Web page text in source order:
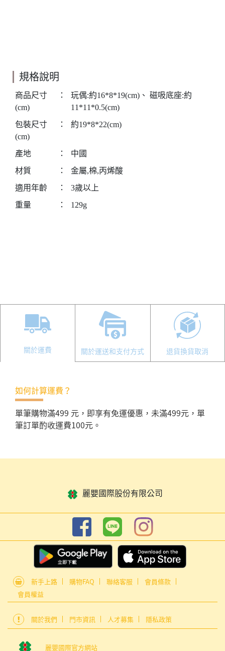
規格說明
商品尺寸
(cm)
：
玩偶:約16*8*19(cm)、 磁吸底座:約
11*11*0.5(cm)
包裝尺寸
(cm)
： 約19*8*22(cm)
產地 ：
中國
材質
：
金屬,棉,丙烯酸
適用年齡
：
3歲以上
重量
： 129g
關於運費 關於運送和支付方式 退貨換貨取消
如何計算運費？
單筆購物滿499 元，即享有免運優惠，未滿499元，單
筆訂單酌收運費100元。
麗嬰國際股份有限公司
新手上路 購物FAQ 聯絡客服
會員條款
會員權益
關於我們 門市資訊 人才募集 隱私政策
麗嬰國際官方網站